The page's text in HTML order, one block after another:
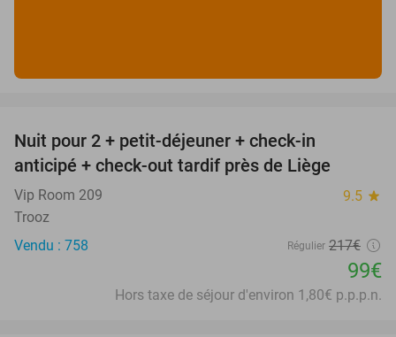
Nuit pour 2 + petit-déjeuner + check-in
anticipé + check-out tardif près de Liège
Vip Room 209 9.5 star
Trooz
Vendu : 758
Régulier 217€
99€
Hors taxe de séjour d'environ 1,80€ p.p.p.n.